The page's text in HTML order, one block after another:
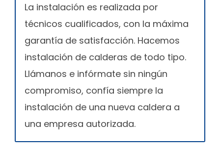
La instalación es realizada por
técnicos cualificados, con la máxima
garantía de satisfacción. Hacemos
instalación de calderas de todo tipo.
Llámanos e infórmate sin ningún
compromiso, confía siempre la
instalación de una nueva caldera a
una empresa autorizada.